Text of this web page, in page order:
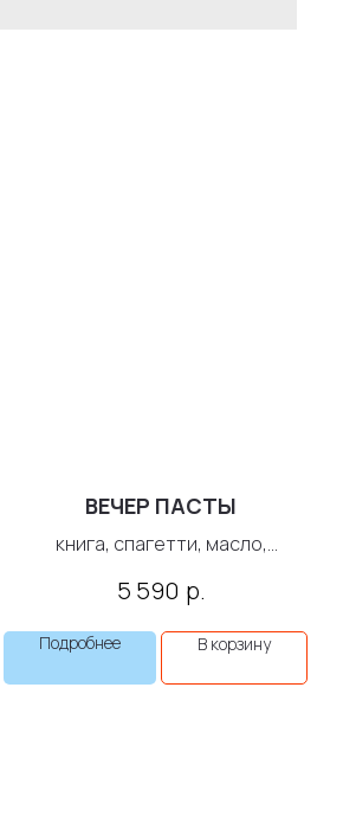
ВЕЧЕР ПАСТЫ
книга, спагетти, масло,
5 590 р.
Подробнее В корзину